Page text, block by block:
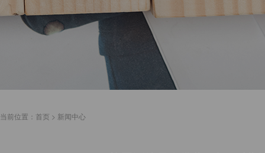
当前位置： 首页 > 新闻中心